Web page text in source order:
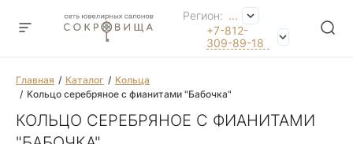
Регион: ...
+7-812-
309-89-18
Главная Каталог
Кольца
Кольцо серебряное с фианитами "Бабочка"
КОЛЬЦО СЕРЕБРЯНОЕ С ФИАНИТАМИ